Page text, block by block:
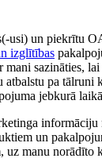
usi) un piekrītu
izglītības
sazināties,
atbalstu pa tālruni
jebkurā
un
uz manu norādīto